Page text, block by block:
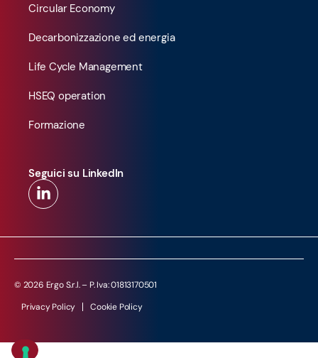
Circular Economy
Decarbonizzazione ed energia
Life Cycle Management
HSEQ operation
Formazione
Seguici su LinkedIn
© 2026 Ergo S.r.l. – P. Iva: 01813170501
Privacy Policy
Cookie Policy